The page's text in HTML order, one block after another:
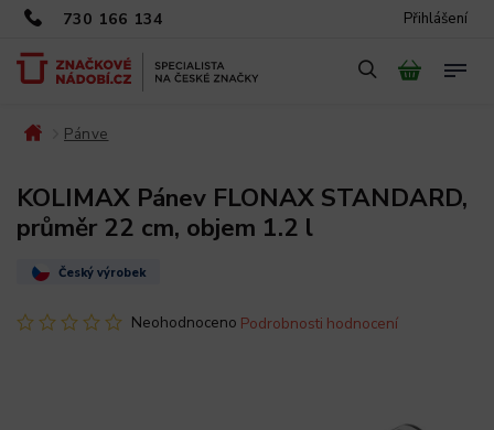
730 166 134 Přihlášení
Pánve
KOLIMAX Pánev FLONAX STANDARD,
průměr 22 cm, objem 1.2 l
Český výrobek
Neohodnoceno Podrobnosti hodnocení